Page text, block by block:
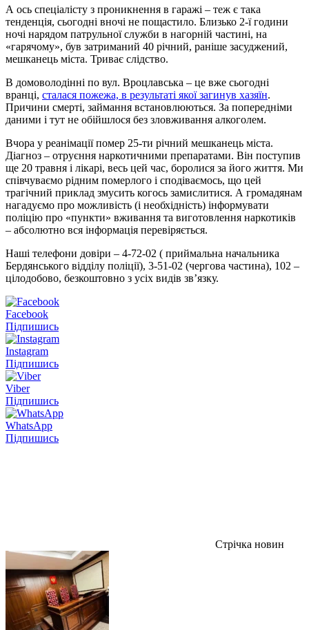
А ось спеціалісту з проникнення в гаражі – теж є така
тенденція, сьогодні вночі не пощастило. Близько 2-ї години
ночі нарядом патрульної служби в нагорній частині, на
«гарячому», був затриманий 40 річний, раніше засуджений,
мешканець міста. Триває слідство.
В домоволодінні по вул. Вроцлавська – це вже сьогодні
вранці, сталася пожежа, в результаті якої загинув хазяїн.
Причини смерті, займання встановлюються. За попередніми
даними і тут не обійшлося без зловживання алкоголем.
Вчора у реанімації помер 25-ти річний мешканець міста.
Діагноз – отруєння наркотичними препаратами. Він поступив
ще 20 травня і лікарі, весь цей час, боролися за його життя. Ми
співчуваємо рідним померлого і сподіваємось, що цей
трагічний приклад змусить когось замислитися. А громадянам
нагадуємо про можливість (і необхідність) інформувати
поліцію про «пункти» вживання та виготовлення наркотиків
– абсолютно вся інформація перевіряється.
Наші телефони довіри – 4-72-02 ( приймальна начальника
Бердянського відділу поліції), 3-51-02 (чергова частина), 102 –
цілодобово, безкоштовно з усіх видів зв’язку.
Facebook
Підпишись
Instagram
Підпишись
Viber
Підпишись
WhatsApp
Підпишись
Стрічка новин